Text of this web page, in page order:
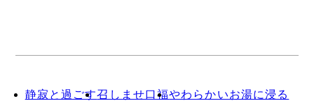
静寂と過ごす召しませ口福やわらかいお湯に浸る